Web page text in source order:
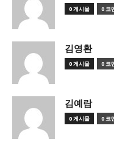
0 게시물 0 코
김영환
0 게시물 0 코
김예람
0 게시물 0 코